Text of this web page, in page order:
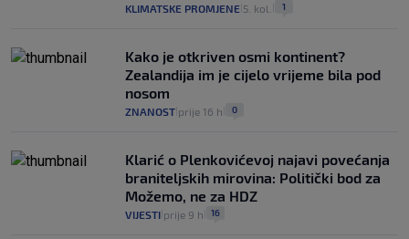
KLIMATSKE PROMJENE 5. kol. 1
Kako je otkriven osmi kontinent?
Zealandija im je cijelo vrijeme bila pod
nosom
ZNANOST prije 16 h 0
Klarić o Plenkovićevoj najavi povećanja
braniteljskih mirovina: Politički bod za
Možemo, ne za HDZ
VIJESTI prije 9 h 16